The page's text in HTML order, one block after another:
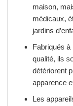
maison,
médicaux,
jardins
Fabriqués à
qualité, ils
détériorent
apparence
Les